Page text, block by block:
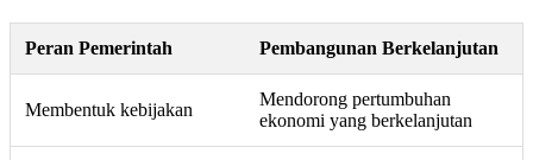
Peran Pemerintah Pembangunan Berkelanjutan
Membentuk kebijakan
Mendorong pertumbuhan
ekonomi yang berkelanjutan